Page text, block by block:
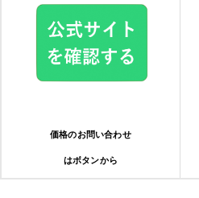
価格のお問い合わせ
はボタンから